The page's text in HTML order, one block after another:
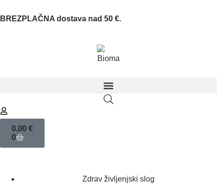
BREZPLAČNA dostava nad 50 €.
0,00 €
0
Zdrav življenjski slog